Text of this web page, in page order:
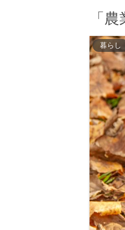
「
暮らし